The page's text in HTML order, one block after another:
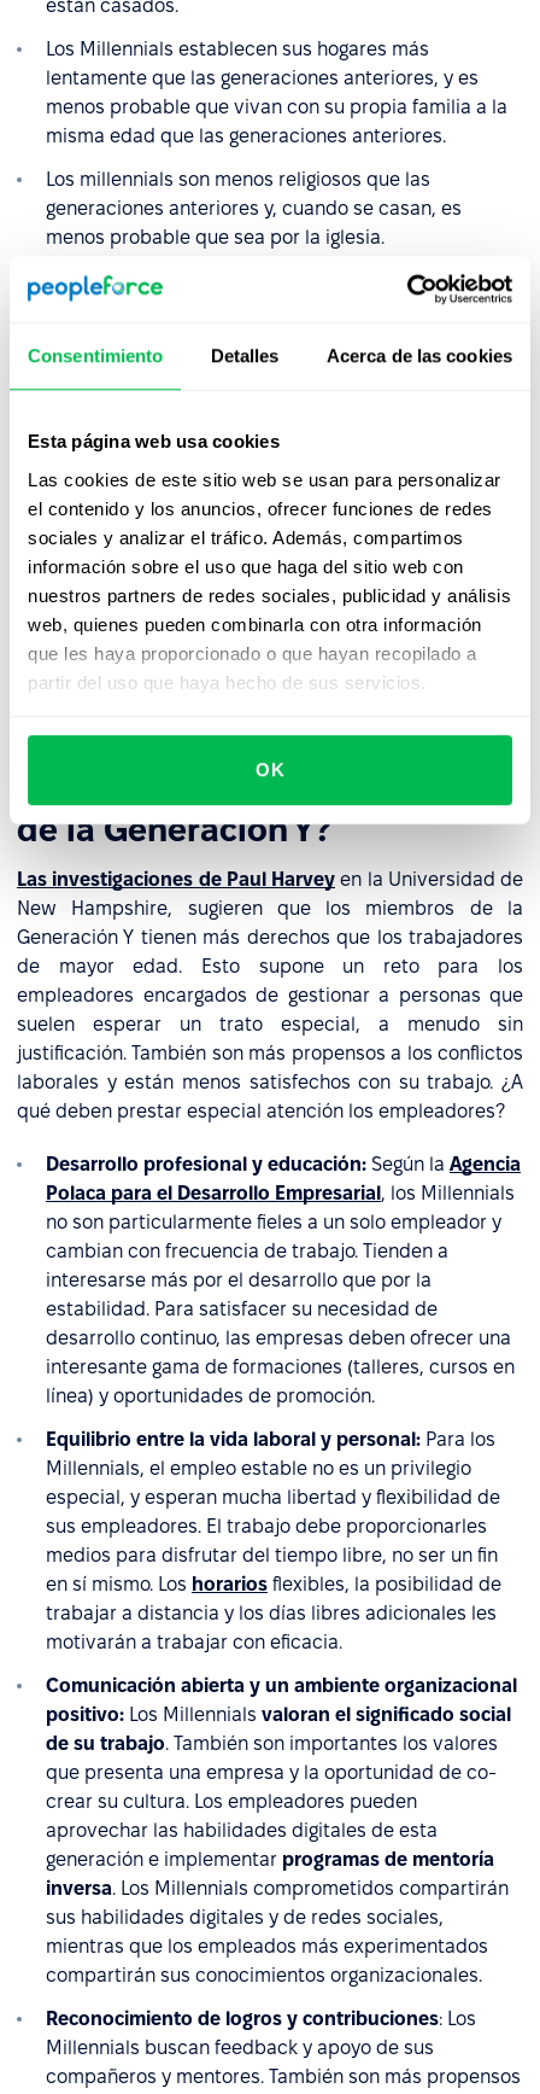
Consentimiento Detalles Acerca de las cookies
Esta página web usa cookies
Las cookies de este sitio web se usan para personalizar
el contenido y los anuncios, ofrecer funciones de redes
sociales y analizar el tráfico. Además, compartimos
información sobre el uso que haga del sitio web con
nuestros partners de redes sociales, publicidad y análisis
web, quienes pueden combinarla con otra información
que les haya proporcionado o que hayan recopilado a
partir del uso que haya hecho de sus servicios.
OK
están casados.
Los Millennials establecen sus hogares más
lentamente que las generaciones anteriores, y es
menos probable que vivan con su propia familia a la
misma edad que las generaciones anteriores.
Los millennials son menos religiosos que las
generaciones anteriores y, cuando se casan, es
menos probable que sea por la iglesia.
Entre los usuarios de redes sociales en EE.UU., el 40%
de los millennials ha interactuado con contenidos en
de actuar contra elcambio climático. En
comparación, esto fue cierto para el 27% de los
generaciones mayores.
En 2019, el 93% de los Millennials,
con edades
comprendidas entre los 23 y los 38 años
, poseían
teléfonos inteligentes, y el 86% declaró utilizar redes
sociales. Ahora, casi todos los Millennials aseguran
usar Internet, y el 19% son usuarios de Internet
exclusivamente en teléfonos inteligentes, es decir,
poseen un teléfono inteligente pero no tienen servicio
¿Cómo gestionar a los talentos
de la Generación Y?
Las investigaciones de Paul Harvey en la Universidad de
New Hampshire, sugieren que los miembros de la
Generación Y tienen más derechos que los trabajadores
de mayor edad. Esto supone un reto para los
empleadores encargados de gestionar a personas que
suelen esperar un trato especial, a menudo sin
justificación. También son más propensos a los conflictos
laborales y están menos satisfechos con su trabajo. ¿A
qué deben prestar especial atención los empleadores?
Desarrollo profesional y educación: Según la Agencia
Polaca para el Desarrollo Empresarial, los Millennials
no son particularmente fieles a un solo empleador y
cambian con frecuencia de trabajo. Tienden a
interesarse más por el desarrollo que por la
estabilidad. Para satisfacer su necesidad de
desarrollo continuo, las empresas deben ofrecer una
interesante gama de formaciones (talleres, cursos en
línea) y oportunidades de promoción.
Equilibrio entre la vida laboral y personal: Para los
Millennials, el empleo estable no es un privilegio
especial, y esperan mucha libertad y flexibilidad de
sus empleadores. El trabajo debe proporcionarles
medios para disfrutar del tiempo libre, no ser un fin
en sí mismo. Los horarios flexibles, la posibilidad de
trabajar a distancia y los días libres adicionales les
motivarán a trabajar con eficacia.
Comunicación abierta y un ambiente organizacional
positivo: Los Millennials valoran el significado social
de su trabajo. También son importantes los valores
que presenta una empresa y la oportunidad de co-
crear su cultura. Los empleadores pueden
aprovechar las habilidades digitales de esta
generación e implementar programas de mentoría
inversa. Los Millennials comprometidos compartirán
sus habilidades digitales y de redes sociales,
mientras que los empleados más experimentados
compartirán sus conocimientos organizacionales.
Reconocimiento de logros y contribuciones: Los
Millennials buscan feedback y apoyo de sus
compañeros y mentores. También son más propensos